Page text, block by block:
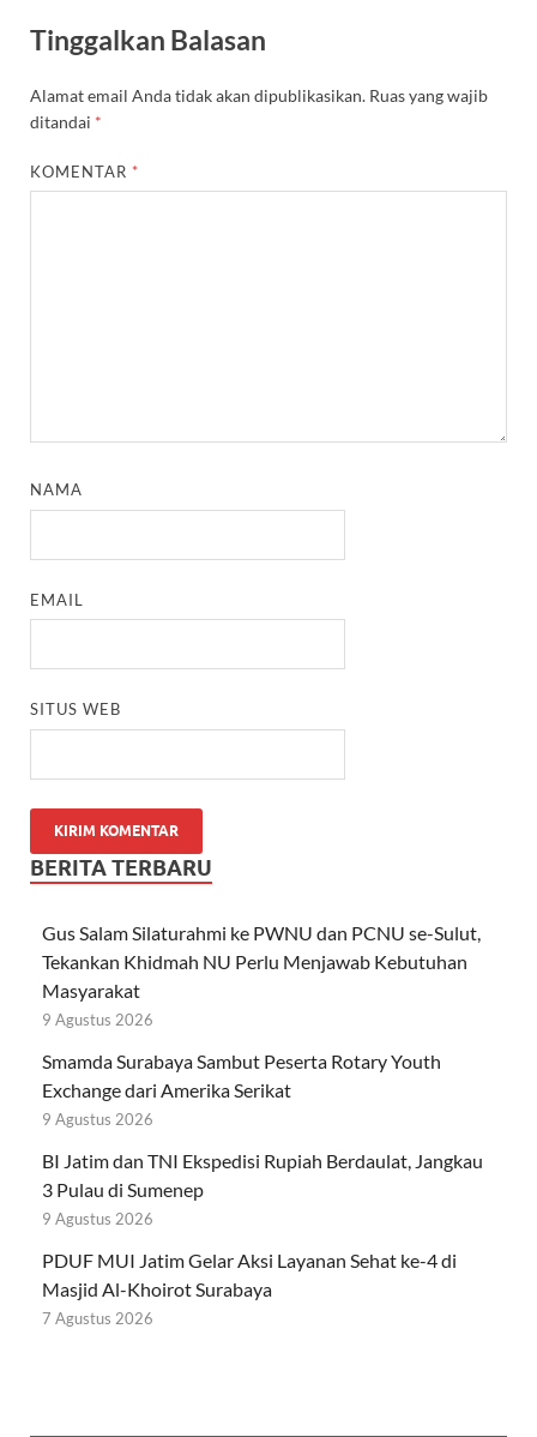
Tinggalkan Balasan
Alamat email Anda tidak akan dipublikasikan. Ruas yang wajib
ditandai *
KOMENTAR *
NAMA
EMAIL
SITUS WEB
BERITA TERBARU
Gus Salam Silaturahmi ke PWNU dan PCNU se-Sulut,
Tekankan Khidmah NU Perlu Menjawab Kebutuhan
Masyarakat
9 Agustus 2026
Smamda Surabaya Sambut Peserta Rotary Youth
Exchange dari Amerika Serikat
9 Agustus 2026
BI Jatim dan TNI Ekspedisi Rupiah Berdaulat, Jangkau
3 Pulau di Sumenep
9 Agustus 2026
PDUF MUI Jatim Gelar Aksi Layanan Sehat ke-4 di
Masjid Al-Khoirot Surabaya
7 Agustus 2026